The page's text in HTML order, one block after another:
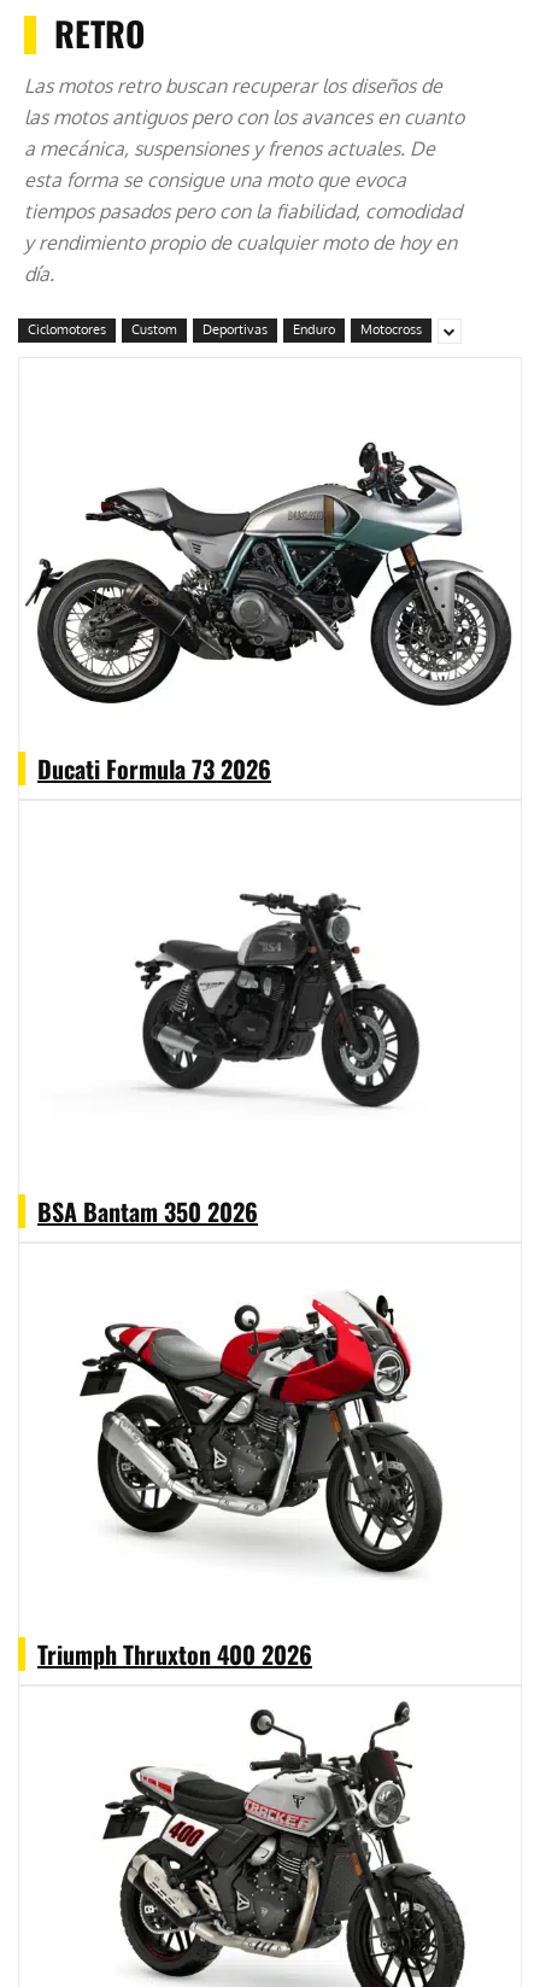
RETRO
Las motos retro buscan recuperar los diseños de
las motos antiguos pero con los avances en cuanto
a mecánica, suspensiones y frenos actuales. De
esta forma se consigue una moto que evoca
tiempos pasados pero con la fiabilidad, comodidad
y rendimiento propio de cualquier moto de hoy en
día.
Ciclomotores Custom Deportivas Enduro Motocross
Ducati Formula 73 2026
BSA Bantam 350 2026
Triumph Thruxton 400 2026